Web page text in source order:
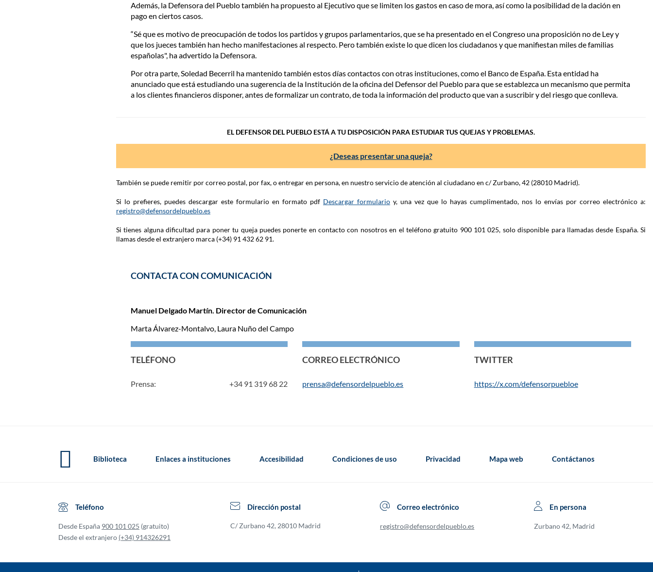
Además, la Defensora del Pueblo también ha propuesto al Ejecutivo que se limiten los gastos en caso de mora, así como la posibilidad de la dación en
pago en ciertos casos.
“Sé que es motivo de preocupación de todos los partidos y grupos parlamentarios, que se ha presentado en el Congreso una proposición no de Ley y
que los jueces también han hecho manifestaciones al respecto. Pero también existe lo que dicen los ciudadanos y que manifiestan miles de familias
españolas", ha advertido la Defensora.
Por otra parte, Soledad Becerril ha mantenido también estos días contactos con otras instituciones, como el Banco de España. Esta entidad ha
anunciado que está estudiando una sugerencia de la Institución de la oficina del Defensor del Pueblo para que se establezca un mecanismo que permita
a los clientes financieros disponer, antes de formalizar un contrato, de toda la información del producto que van a suscribir y del riesgo que conlleva.
EL DEFENSOR DEL PUEBLO ESTÁ A TU DISPOSICIÓN PARA ESTUDIAR TUS QUEJAS Y PROBLEMAS.
¿Deseas presentar una queja?
También se puede remitir por correo postal, por fax, o entregar en persona, en nuestro servicio de atención al ciudadano en c/ Zurbano, 42 (28010 Madrid).
Si lo prefieres, puedes descargar este formulario en formato pdf Descargar formulario y, una vez que lo hayas cumplimentado, nos lo envías por correo electrónico a:
registro@defensordelpueblo.es
Si tienes alguna dificultad para poner tu queja puedes ponerte en contacto con nosotros en el teléfono gratuito 900 101 025, solo disponible para llamadas desde España. Si
llamas desde el extranjero marca (+34) 91 432 62 91.
CONTACTA CON COMUNICACIÓN
Manuel Delgado Martín. Director de Comunicación
Marta Álvarez-Montalvo, Laura Nuño del Campo
TELÉFONO
Prensa: +34 91 319 68 22
CORREO ELECTRÓNICO
prensa@defensordelpueblo.es
TWITTER
https://x.com/defensorpuebloe
Biblioteca Enlaces a instituciones Accesibilidad Condiciones de uso Privacidad Mapa web Contáctanos
Teléfono
Desde España 900 101 025 (gratuito)
Desde el extranjero (+34) 914326291
Dirección postal
C/ Zurbano 42, 28010 Madrid
Correo electrónico
registro@defensordelpueblo.es
En persona
Zurbano 42, Madrid